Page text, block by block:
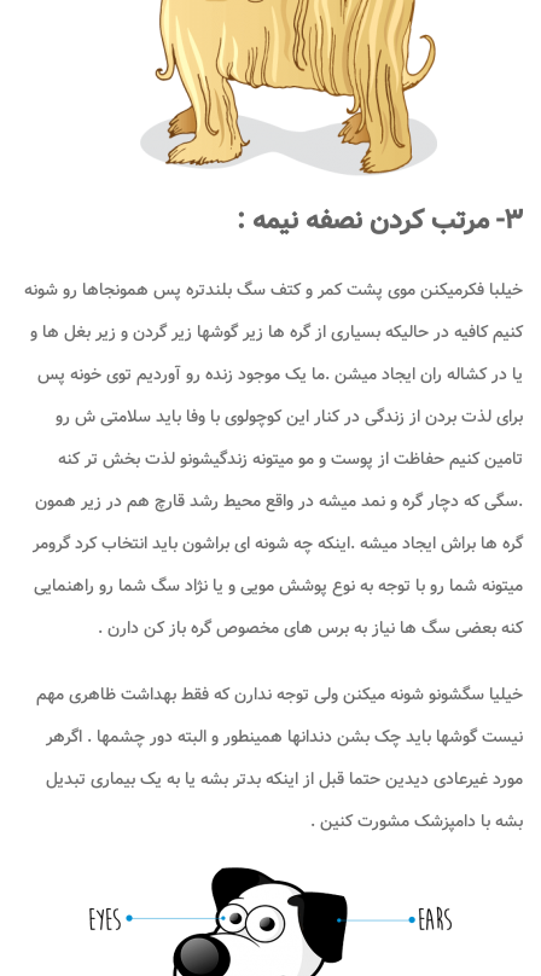
۳- مرتب کردن نصفه نیمه :
خیلبا فکرمیکنن موی پشت کمر و کتف سگ بلندتره پس همونجاها رو شونه
کنیم کافیه در حالیکه بسیاری از گره ها زیر گوشها زیر گردن و زیر بغل ها و
یا در کشاله ران ایجاد میشن .ما یک موجود زنده رو آوردیم توی خونه پس
برای لذت بردن از زندگی در کنار این کوچولوی با وفا باید سلامتی ش رو
تامین کنیم حفاظت از پوست و مو میتونه زندگیشونو لذت بخش تر کنه
.سگی که دچار گره و نمد میشه در واقع محیط رشد قارچ هم در زیر همون
گره ها براش ایجاد میشه .اینکه چه شونه ای براشون باید انتخاب کرد گرومر
میتونه شما رو با توجه به نوع پوشش مویی و یا نژاد سگ شما رو راهنمایی
کنه بعضی سگ ها نیاز به برس های مخصوص گره باز کن دارن .
خیلیا سگشونو شونه میکنن ولی توجه ندارن که فقط بهداشت ظاهری مهم
نیست گوشها باید چک بشن دندانها همینطور و البته دور چشمها . اگرهر
مورد غیرعادی دیدین حتما قبل از اینکه بدتر بشه یا به یک بیماری تبدیل
بشه با دامپزشک مشورت کنین .